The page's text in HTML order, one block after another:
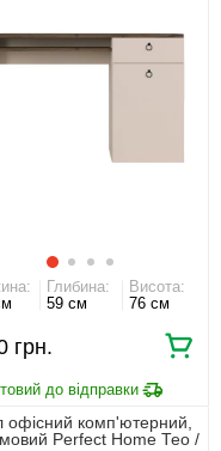
Глибина:
59 см
Висота:
76 см
офісний комп'ютерний,
Perfect Home Тео /